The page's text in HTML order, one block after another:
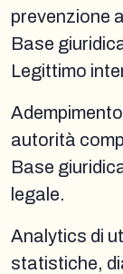
prevenzione
Base
Legittimo
autorità
Base
legale.
Analytics di
statistiche,